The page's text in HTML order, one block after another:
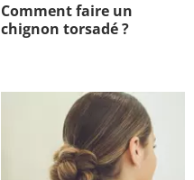
Comment faire un
chignon torsadé ?